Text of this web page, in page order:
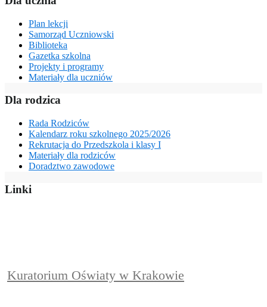
Plan lekcji
Samorząd Uczniowski
Biblioteka
Gazetka szkolna
Projekty i programy
Materiały dla uczniów
Dla rodzica
Rada Rodziców
Kalendarz roku szkolnego 2025/2026
Rekrutacja do Przedszkola i klasy I
Materiały dla rodziców
Doradztwo zawodowe
Linki
Kuratorium Oświaty w Krakowie